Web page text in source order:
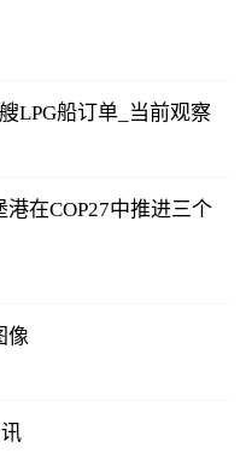
LPG船订单_当前观察
在COP27中推进三个
像